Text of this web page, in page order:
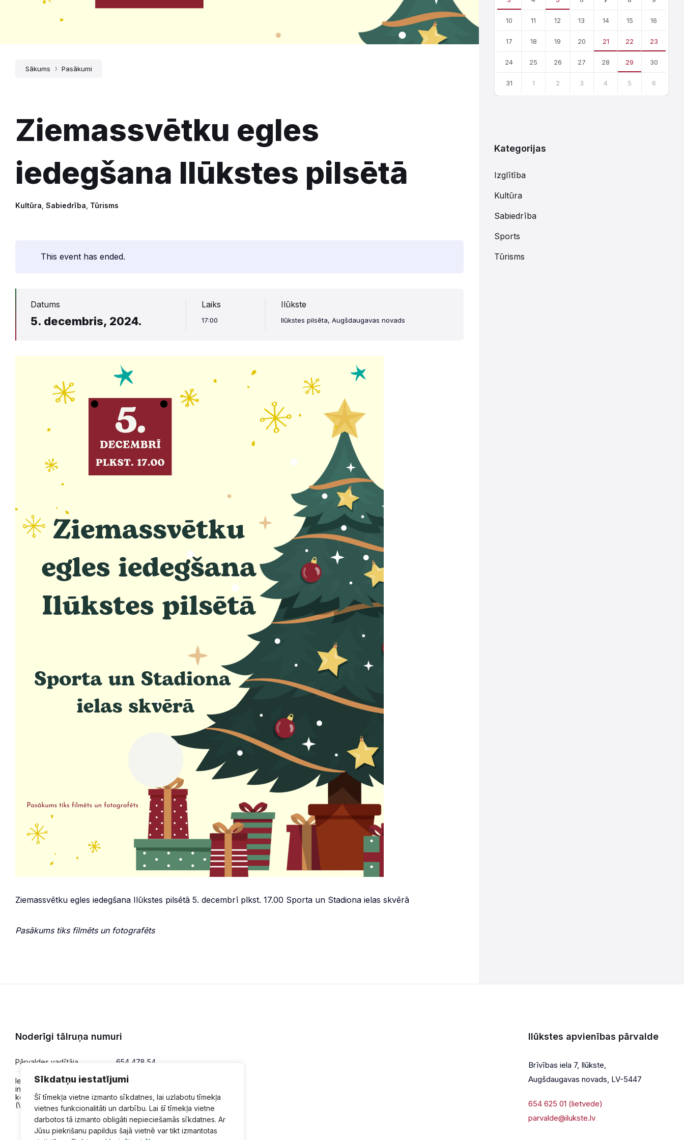
Sīkdatņu iestatījumi
Šī tīmekļa vietne izmanto sīkdatnes, lai uzlabotu tīmekļa
vietnes funkcionalitāti un darbību. Lai šī tīmekļa vietne
darbotos tā izmanto obligāti nepieciešamās sīkdatnes. Ar
Jūsu piekrišanu papildus šajā vietnē var tikt izmantotas
Sākums Pasākumi
Ziemassvētku egles
iedegšana Ilūkstes pilsētā
Kultūra Sabiedrība Tūrisms
This event has ended.
Datums
5. decembris, 2024.
Laiks
17:00
Ilūkste
Ilūkstes pilsēta, Augšdaugavas novads
Ziemassvētku egles iedegšana Ilūkstes pilsētā 5. decembrī plkst. 17.00 Sporta un Stadiona ielas skvērā
Pasākums tiks filmēts un fotografēts
10 11 12 13 14 15 16
17 18 19 20 21 22 23
24 25 26 27 28 29 30
31 1 2 3 4 5 6
Kategorijas
Izglītība
Kultūra
Sabiedrība
Sports
Tūrisms
Noderīgi tālruņa numuri
Pārvaldes vadītāja 654 478 54
Iesniegumi,
informācija,
konsultācijas
(VPVKAC)
654 478 50
Ilūkstes apvienības pārvalde
Brīvības iela 7, Ilūkste,
Augšdaugavas novads, LV-5447
654 625 01 (lietvede)
parvalde@ilukste.lv